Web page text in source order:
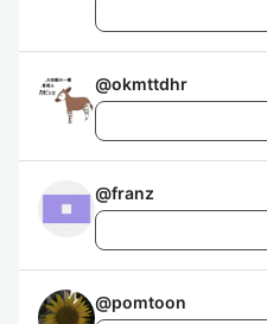
@okmttdhr
@franz
@pomtoon